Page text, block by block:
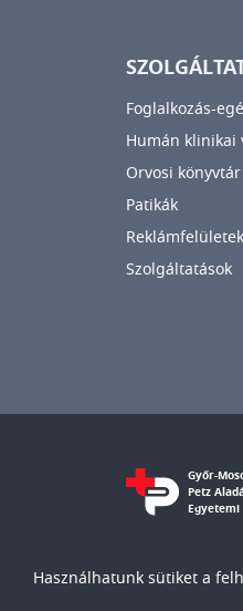
Használhatunk sütiket a
IMAGE
Foglalkozás-
Humán klinikai
Orvosi könyvtár
Patikák
Szolgáltatások
Győr-
Petz
© Győr-Moson-